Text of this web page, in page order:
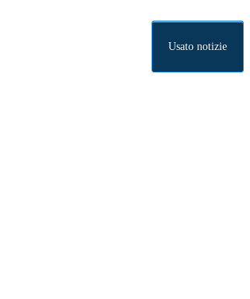
Usato notizie